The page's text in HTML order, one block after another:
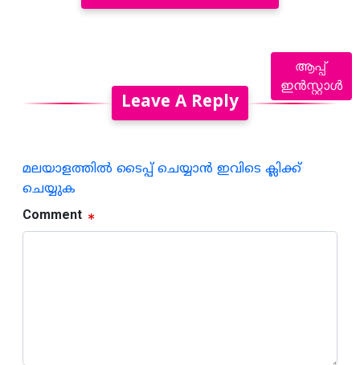
Leave A Reply
മലയാളത്തില്‍ ടൈപ്പ് ചെയ്യാന്‍ ഇവിടെ ക്ലിക്ക്
ചെയ്യുക
Comment
ആപ്പ്
ഇൻസ്റ്റാൾ